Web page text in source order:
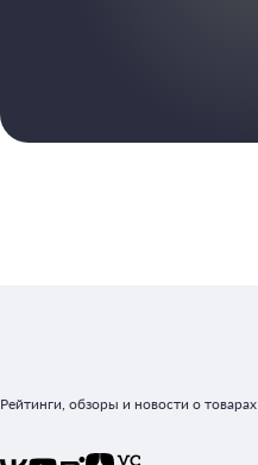
Рейтинги, обзоры и новости о товарах